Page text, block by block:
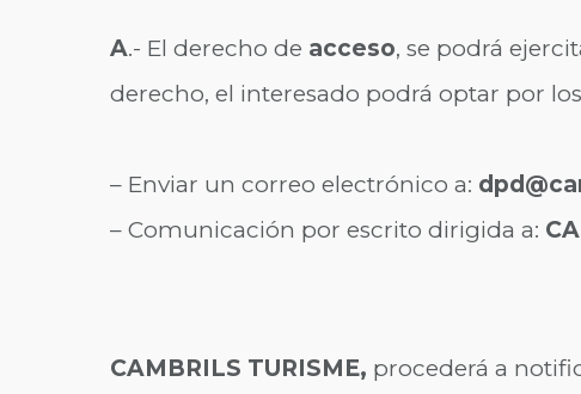
A.- El derecho de acceso, se podrá
derecho, el interesado podrá optar por
– Enviar un correo electrónico a:
– Comunicación por escrito dirigida a:
CAMBRILS TURISME, procederá a